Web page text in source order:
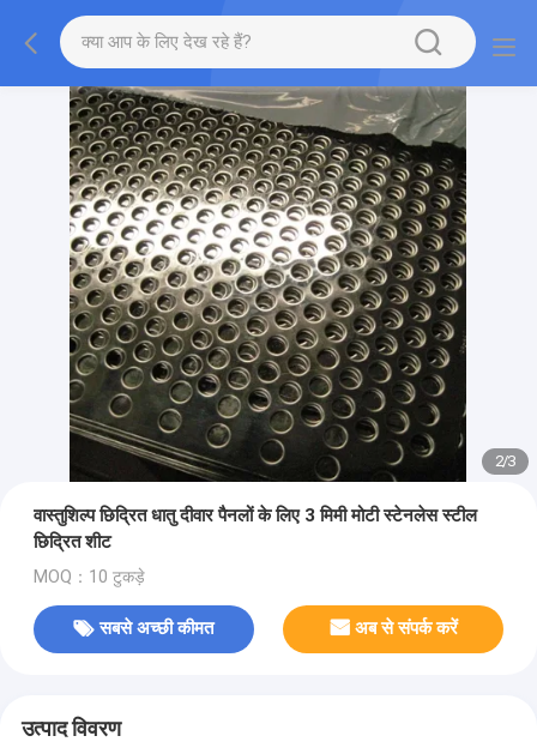
2/3
वास्तुशिल्प छिद्रित धातु दीवार पैनलों के लिए 3 मिमी मोटी स्टेनलेस स्टील
छिद्रित शीट
MOQ：10 टुकड़े
सबसे अच्छी कीमत अब से संपर्क करें
उत्पाद विवरण